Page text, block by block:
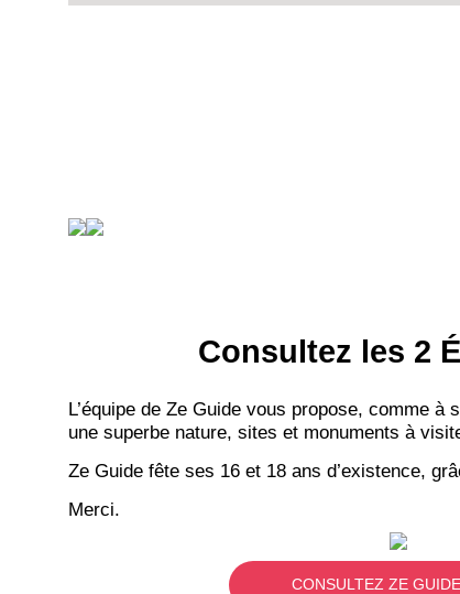
Consultez les 2
L’équipe de Ze Guide vous propose, comme
une superbe nature, sites et monuments à
Ze Guide fête ses 16 et 18 ans d’existence,
Merci.
CONSULTEZ ZE